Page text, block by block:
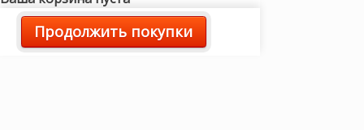
Продолжить покупки